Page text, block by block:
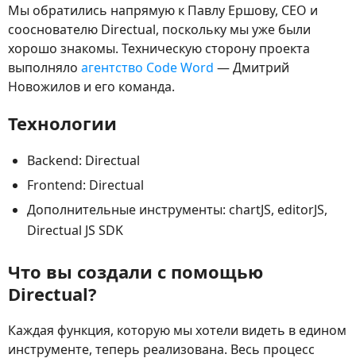
Мы обратились напрямую к Павлу Ершову, CEO и
сооснователю Directual, поскольку мы уже были
хорошо знакомы. Техническую сторону проекта
выполняло агентство Code Word — Дмитрий
Новожилов и его команда.
Технологии
Backend: Directual
Frontend: Directual
Дополнительные инструменты: chartJS, editorJS,
Directual JS SDK
Что вы создали с помощью
Directual?
Каждая функция, которую мы хотели видеть в едином
инструменте, теперь реализована. Весь процесс